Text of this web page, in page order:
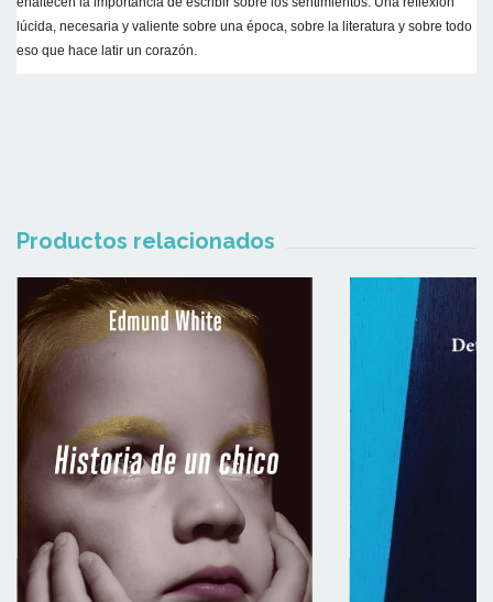
lúcida, necesaria y valiente sobre una época, sobre la literatura y sobre todo
eso que hace latir un corazón.
Productos relacionados